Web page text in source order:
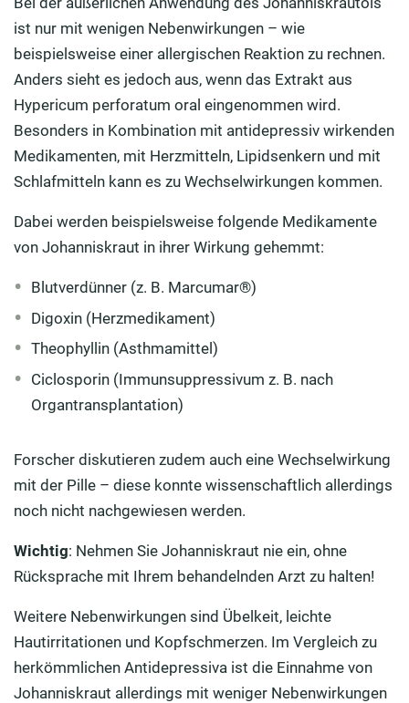
ist nur mit wenigen Nebenwirkungen – wie
beispielsweise einer allergischen Reaktion zu rechnen.
Anders sieht es jedoch aus, wenn das Extrakt aus
Hypericum perforatum oral eingenommen wird.
Besonders in Kombination mit antidepressiv wirkenden
Medikamenten, mit Herzmitteln, Lipidsenkern und mit
Schlafmitteln kann es zu Wechselwirkungen kommen.
Dabei werden beispielsweise folgende Medikamente
von Johanniskraut in ihrer Wirkung gehemmt:
Blutverdünner (z. B. Marcumar®)
Digoxin (Herzmedikament)
Theophyllin (Asthmamittel)
Ciclosporin (Immunsuppressivum z. B. nach
Organtransplantation)
Forscher diskutieren zudem auch eine Wechselwirkung
mit der Pille – diese konnte wissenschaftlich allerdings
noch nicht nachgewiesen werden.
Wichtig: Nehmen Sie Johanniskraut nie ein, ohne
Rücksprache mit Ihrem behandelnden Arzt zu halten!
Weitere Nebenwirkungen sind Übelkeit, leichte
Hautirritationen und Kopfschmerzen. Im Vergleich zu
herkömmlichen Antidepressiva ist die Einnahme von
Johanniskraut allerdings mit weniger Nebenwirkungen